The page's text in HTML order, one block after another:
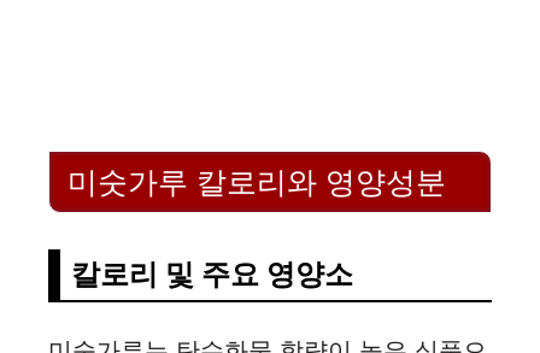
미숫가루 칼로리와 영양성분
칼로리 및 주요 영양소